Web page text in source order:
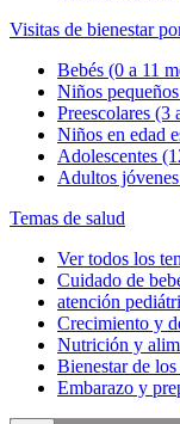
Visitas de bienestar
Bebés (0 a 11
Niños
Preescolares (3
Niños en edad
Adolescentes
Adultos
Temas de salud
Ver todos los
Cuidado de
atención
Crecimiento y
Nutrición y
Bienestar de los
Embarazo y